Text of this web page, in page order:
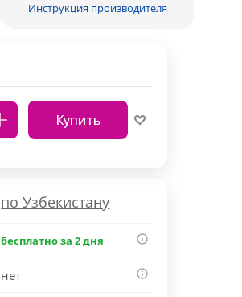
Инструкция производителя
Купить
по Узбекистану
бесплатно за 2 дня
нет